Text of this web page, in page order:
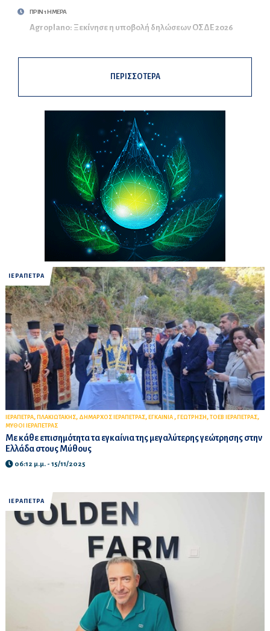
ΠΡΙΝ 1 ΗΜΕΡΑ
Agroplano: Ξεκίνησε η υποβολή δηλώσεων ΟΣΔΕ 2026
ΠΕΡΙΣΣΟΤΕΡΑ
ΙΕΡΑΠΕΤΡΑ
ΙΕΡΑΠΕΤΡΑ, ΠΛΑΚΙΩΤΑΚΗΣ, ΔΗΜΑΡΧΟΣ ΙΕΡΑΠΕΤΡΑΣ, ΕΓΚΑΙΝΙΑ , ΓΕΩΤΡΗΣΗ , ΤΟΕΒ ΙΕΡΑΠΕΤΡΑΣ,
ΜΥΘΟΙ ΙΕΡΑΠΕΤΡΑΣ
Με κάθε επισημότητα τα εγκαίνια της μεγαλύτερης γεώτρησης στην
Ελλάδα στους Μύθους
06:12 μ.μ. - 15/11/2025
ΙΕΡΑΠΕΤΡΑ